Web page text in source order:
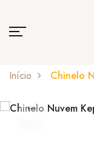
Início Chinelo